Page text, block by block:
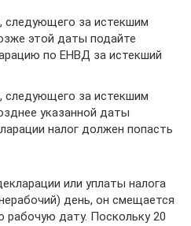
следующего за истекшим
этой даты подайте
по ЕНВД за истекший
следующего за истекшим
указанной даты
налог должен попасть
или уплаты налога
день, он смещается
дату. Поскольку 20